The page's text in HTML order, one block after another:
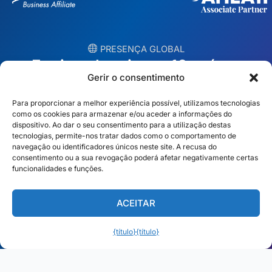
Gerir o consentimento
Para proporcionar a melhor experiência possível, utilizamos tecnologias
como os cookies para armazenar e/ou aceder a informações do
dispositivo. Ao dar o seu consentimento para a utilização destas
tecnologias, permite-nos tratar dados como o comportamento de
navegação ou identificadores únicos neste site. A recusa do
consentimento ou a sua revogação poderá afetar negativamente certas
funcionalidades e funções.
ACEITAR
{título}{título}
︎ PRESENÇA GLOBAL
Equipas locais em 10 países
EUA
Dubai
México
Espanha
Irlanda
Polónia
Austrália
Encontre a sua equipa local →